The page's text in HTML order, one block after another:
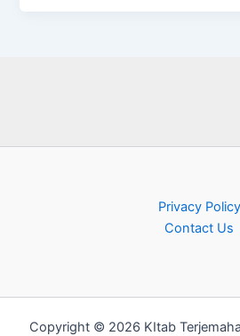
Privacy Policy
Contact Us
Copyright © 2026 KItab